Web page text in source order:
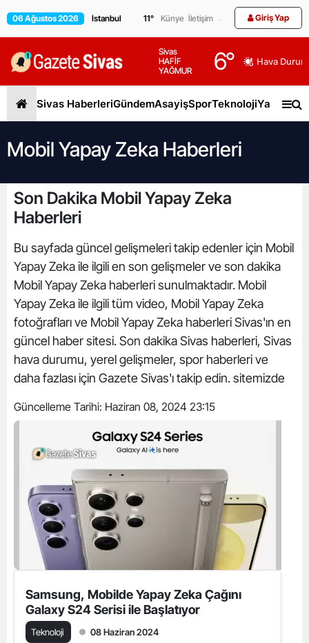
06 Ağustos 2026 11° Künye İletişim Giriş Yap
Sivas
HAFİF
YAĞMUR
6° Hava
Sivas HaberleriGündemAsayişSporTeknolojiYaşam
Mobil Yapay Zeka Haberleri
Son Dakika Mobil Yapay Zeka
Haberleri
Bu sayfada güncel gelişmeleri takip edenler için Mobil
Yapay Zeka ile ilgili en son gelişmeler ve son dakika
Mobil Yapay Zeka haberleri sunulmaktadır. Mobil
Yapay Zeka ile ilgili tüm video, Mobil Yapay Zeka
fotoğrafları ve Mobil Yapay Zeka haberleri Sivas'ın en
güncel haber sitesi. Son dakika Sivas haberleri, Sivas
hava durumu, yerel gelişmeler, spor haberleri ve
daha fazlası için Gazete Sivas'ı takip edin. sitemizde
Güncelleme Tarihi: Haziran 08, 2024 23:15
Samsung, Mobilde Yapay Zeka Çağını
Galaxy S24 Serisi ile Başlatıyor
Teknoloji 08 Haziran 2024